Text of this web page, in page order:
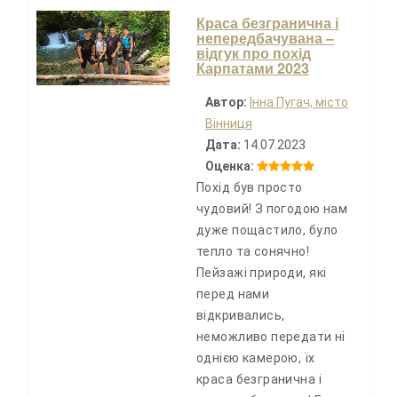
Краса безгранична і
непередбачувана –
відгук про похід
Карпатами 2023
Автор: Інна Пугач, місто
Вінниця
Дата: 14.07.2023
Оценка:
Похід був просто
чудовий! З погодою нам
дуже пощастило, було
тепло та сонячно!
Пейзажі природи, які
перед нами
відкривались,
неможливо передати ні
однією камерою, їх
краса безгранична і